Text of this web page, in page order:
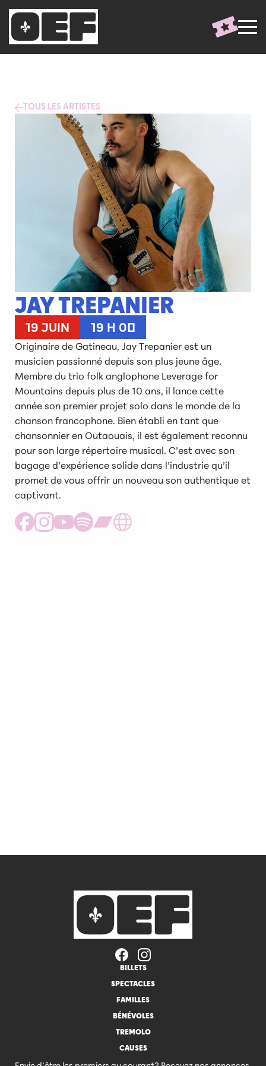
TOUS LES ARTISTES
JAY TREPANIER
19 JUIN 19 H 00
Originaire de Gatineau, Jay Trepanier est un
musicien passionné depuis son plus jeune âge.
Membre du trio folk anglophone Leverage for
Mountains depuis plus de 10 ans, il lance cette
année son premier projet solo dans le monde de la
chanson francophone. Bien établi en tant que
chansonnier en Outaouais, il est également reconnu
pour son large répertoire musical. C’est avec son
bagage d’expérience solide dans l’industrie qu’il
promet de vous offrir un nouveau son authentique et
captivant.
BILLETS
SPECTACLES
FAMILLES
BÉNÉVOLES
TREMOLO
CAUSES